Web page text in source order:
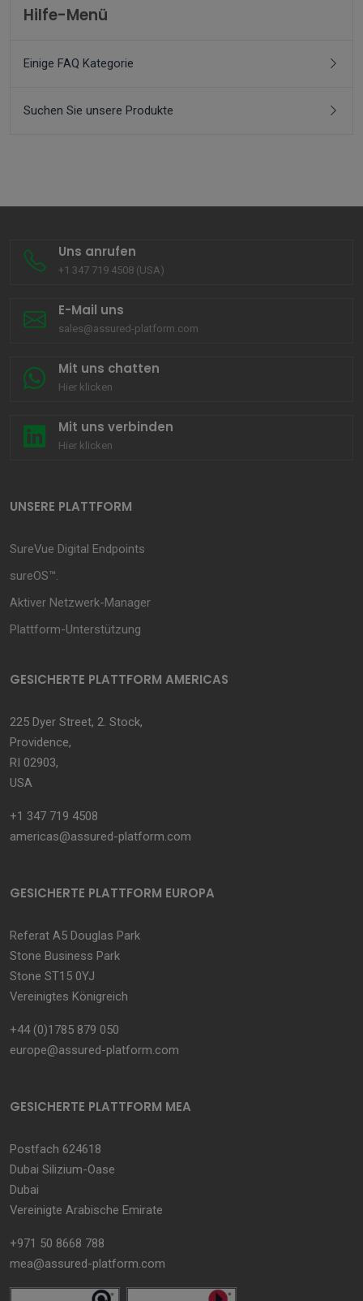
Hilfe-Menü
Einige FAQ Kategorie
Suchen Sie unsere Produkte
Uns anrufen
+1 347 719 4508 (USA)
E-Mail uns
sales@assured-platform.com
Mit uns chatten
Hier klicken
Mit uns verbinden
Hier klicken
UNSERE PLATTFORM
SureVue Digital Endpoints
sureOS™.
Aktiver Netzwerk-Manager
Plattform-Unterstützung
GESICHERTE PLATTFORM AMERICAS
225 Dyer Street, 2. Stock,
Providence,
RI 02903,
USA
+1 347 719 4508
americas@assured-platform.com
GESICHERTE PLATTFORM EUROPA
Referat A5 Douglas Park
Stone Business Park
Stone ST15 0YJ
Vereinigtes Königreich
+44 (0)1785 879 050
europe@assured-platform.com
GESICHERTE PLATTFORM MEA
Postfach 624618
Dubai Silizium-Oase
Dubai
Vereinigte Arabische Emirate
+971 50 8668 788
mea@assured-platform.com